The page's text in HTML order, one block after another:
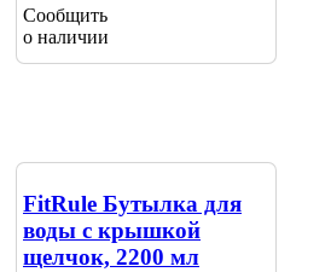
Сообщить
о наличии
FitRule Бутылка для
воды с крышкой
щелчок, 2200 мл